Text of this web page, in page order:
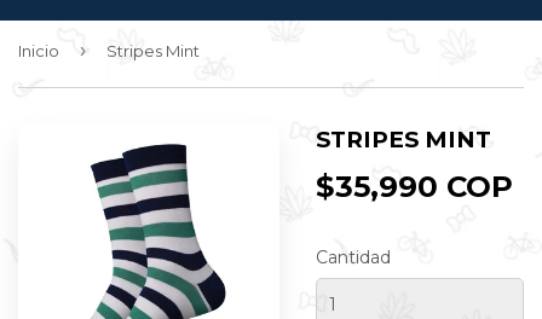
Inicio › Stripes Mint
STRIPES MINT
$35,990 COP
Cantidad